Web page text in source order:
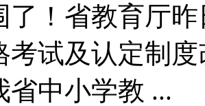
了！省教育厅
考试及认定制
省中小学教 ...